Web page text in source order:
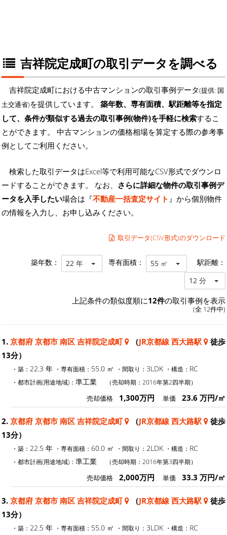
吉祥院定成町の取引データを調べる
吉祥院定成町における中古マンションの取引事例データ(提供: 国
土交通省)を提供しています。 築年数、専有面積、駅距離等を指定
して、条件が類似する過去の取引事例(物件)を手軽に検索するこ
とができます。 中古マンションの価格相場を算定する際の参考事
例としてご利用ください。
検索した取引データはExcel等で利用可能なCSV形式でダウンロ
ードすることができます。 なお、 さらに詳細な物件の取引事例デ
ータを入手したい場合は『不動産一括査定サイト 』から個別物件
の情報を入力し、お申し込みください。
取引データ(CSV形式)のダウンロード
築年数： 22 年 専有面積： 55 ㎡ 駅距離：
12 分
上記条件の類似度順に12件の取引事例を表示
(全 12件中)
1. 京都府 京都市 南区 吉祥院定成町 （JR京都線 西大路駅
徒歩
13分）
・築： 22.3 年 ・専有面積： 55.0 ㎡ ・間取り： 3LDK ・構造： RC
・都市計画(用途地域)： 準工業 （売却時期：2016年第2四半期）
売却価格 1,300万円 単価 23.6 万円/㎡
2. 京都府 京都市 南区 吉祥院定成町 （JR京都線 西大路駅
徒歩
13分）
・築： 22.5 年 ・専有面積： 60.0 ㎡ ・間取り： 2LDK ・構造： RC
・都市計画(用途地域)： 準工業 （売却時期：2016年第3四半期）
売却価格 2,000万円 単価 33.3 万円/㎡
3. 京都府 京都市 南区 吉祥院定成町 （JR京都線 西大路駅
徒歩
13分）
・築： 22.5 年 ・専有面積： 55.0 ㎡ ・間取り： 3LDK ・構造： RC